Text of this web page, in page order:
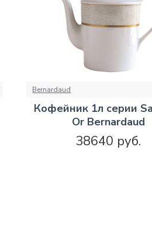
Bernardaud
Кофейник 1л серии
Or Bernardaud
38640 руб.